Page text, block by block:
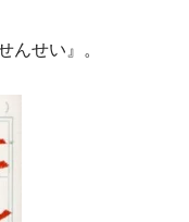
んせい』。